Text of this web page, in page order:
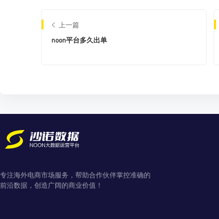
上一篇
noon平台多久出单
专注海外电商市场服务，帮助合作伙伴掌控准确的
前沿数据，创造广阔的商业价值！